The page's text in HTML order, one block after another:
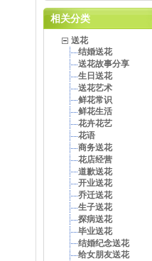
相关分类
送花
结婚送花
送花故事分享
生日送花
送花艺术
鲜花常识
鲜花生活
花卉花艺
花语
商务送花
花店经营
道歉送花
开业送花
乔迁送花
生子送花
探病送花
毕业送花
结婚纪念送花
给女朋友送花